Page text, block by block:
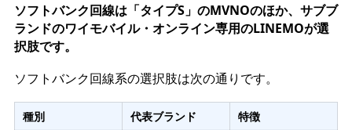
ソフトバンク回線は「タイプS」のMVNOのほか、サブブ
ランドのワイモバイル・オンライン専用のLINEMOが選
択肢です。
ソフトバンク回線系の選択肢は次の通りです。
種別 代表ブランド 特徴